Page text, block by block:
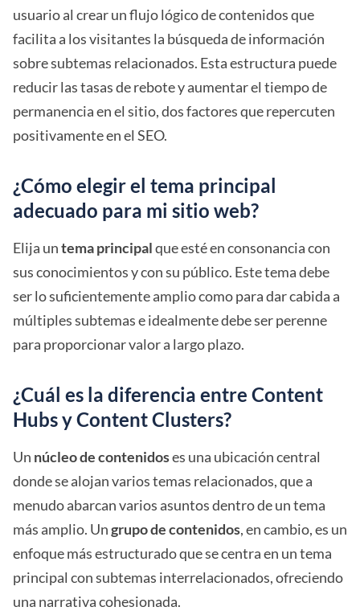
usuario al crear un flujo lógico de contenidos que
facilita a los visitantes la búsqueda de información
sobre subtemas relacionados. Esta estructura puede
reducir las tasas de rebote y aumentar el tiempo de
permanencia en el sitio, dos factores que repercuten
positivamente en el SEO.
¿Cómo elegir el tema principal
adecuado para mi sitio web?
Elija untema principalque esté en consonancia con
sus conocimientos y con su público. Este tema debe
ser lo suficientemente amplio como para dar cabida a
múltiples subtemas e idealmente debe ser perenne
para proporcionar valor a largo plazo.
¿Cuál es la diferencia entre Content
Hubs y Content Clusters?
Un núcleo de contenidoses una ubicación central
donde se alojan varios temas relacionados, que a
menudo abarcan varios asuntos dentro de un tema
más amplio. Ungrupo de contenidos, en cambio, es un
enfoque más estructurado que se centra en un tema
principal con subtemas interrelacionados, ofreciendo
una narrativa cohesionada.